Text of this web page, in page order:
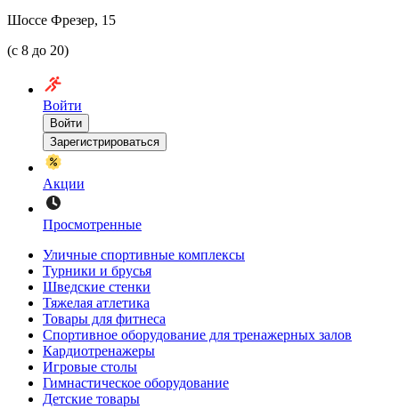
Шоссе Фрезер, 15
(с 8 до 20)
Войти
Войти
Зарегистрироваться
Акции
Просмотренные
Уличные спортивные комплексы
Турники и брусья
Шведские стенки
Тяжелая атлетика
Товары для фитнеса
Спортивное оборудование для тренажерных залов
Кардиотренажеры
Игровые столы
Гимнастическое оборудование
Детские товары